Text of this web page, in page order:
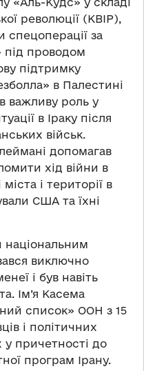
революції (КВІР),
спецоперації за
під проводом
підтримку
в Палестині
важливу роль у
в Іраку після
військ.
допомагав
хід війни в
міста і території в
США та їхні
національним
виключно
і був навіть
Ім’я Касема
список» ООН з 15
і політичних
у причетності до
програм Ірану.